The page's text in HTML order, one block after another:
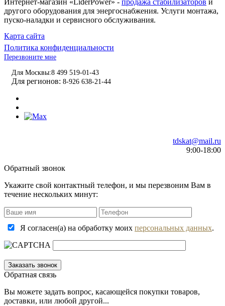
Интернет-магазин «LiderPower» - продажа стабилизаторов и
другого оборудования для энергоснабжения. Услуги монтажа,
пуско-наладки и сервисного обслуживания.
Карта сайта
Политика конфиденциальности
Перезвоните мне
Для Москвы:8 499 519-01-43
Для регионов: 8-926 638-21-44
tdskat@mail.ru
9:00-18:00
Обратный звонок
Укажите свой контактный телефон, и мы перезвоним Вам в
течение нескольких минут:
Я согласен(а) на обработку моих персональных данных.
Обратная связь
Вы можете задать вопрос, касающейся покупки товаров,
доставки, или любой другой...